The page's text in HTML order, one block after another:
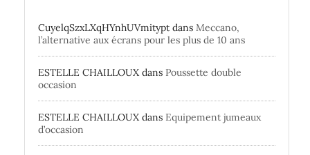
CuyelqSzxLXqHYnhUVmitypt dans Meccano,
l’alternative aux écrans pour les plus de 10 ans
ESTELLE CHAILLOUXdans Poussette double
occasion
ESTELLE CHAILLOUXdans Equipement jumeaux
d’occasion